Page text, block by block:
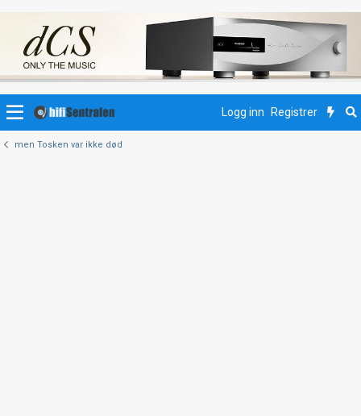
Logg inn Registrer
men Tosken var ikke død